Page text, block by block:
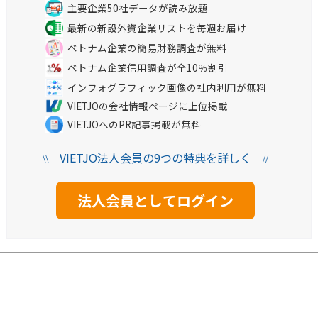
主要企業50社データが読み放題
最新の新設外資企業リストを毎週お届け
ベトナム企業の簡易財務調査が無料
ベトナム企業信用調査が全10％割引
インフォグラフィック画像の社内利用が無料
VIETJOの会社情報ページに上位掲載
VIETJOへのPR記事掲載が無料
\\VIETJO法人会員の9つの特典を詳しく //